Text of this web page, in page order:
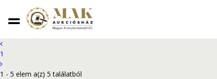
Aukciók
1
1 - 5 elem a(z) 5 találatból